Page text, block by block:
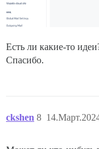
Есть ли какие-то
Спасибо.
ckshen 8